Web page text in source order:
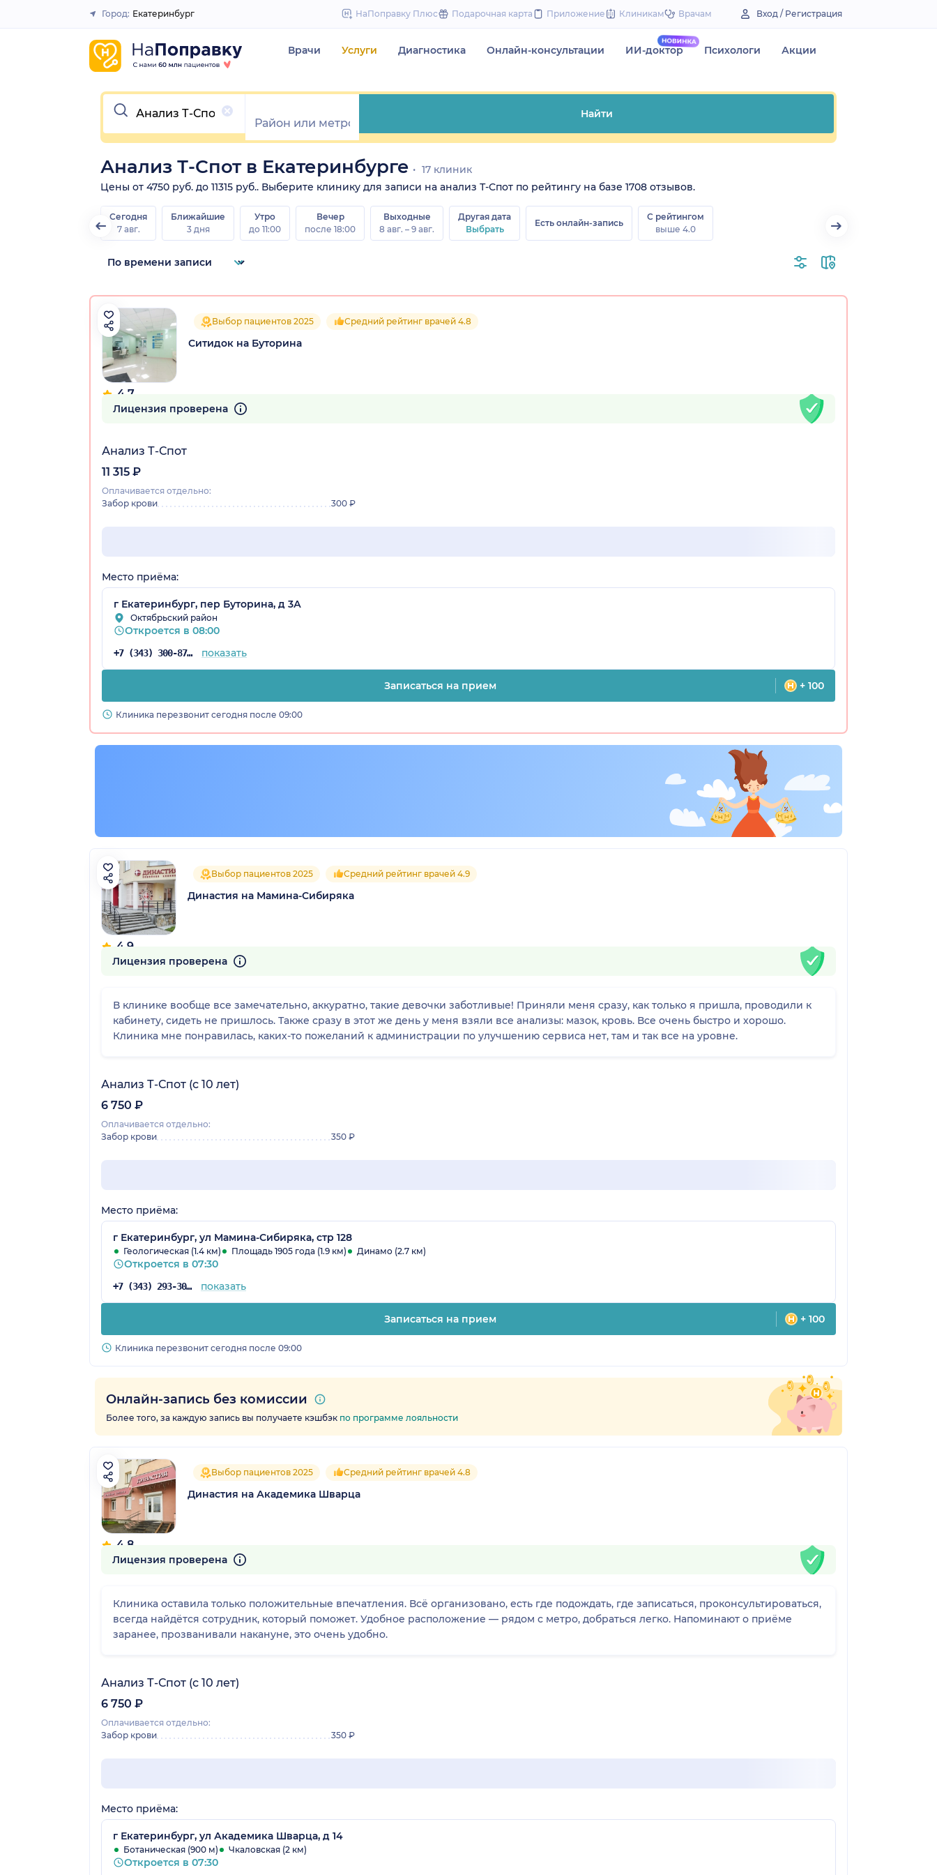
to
Закрыть
Город: Екатеринбург НаПоправку Плюс Подарочная карта Приложение Клиникам Врачам Вход / Регистрация
Врачи Услуги Диагностика Онлайн-консультации ИИ-доктор Психологи Акции
Очистить
Найти
Анализ Т-Спот в Екатеринбурге
17 клиник
Цены от 4750 руб. до 11315 руб.. Выберите клинику для записи на анализ Т-Спот по рейтингу на базе 1708 отзывов.
Сегодня
7 авг.
Ближайшие
3 дня
Утро
до 11:00
Вечер
после 18:00
Выходные
8 авг. – 9 авг.
Другая дата
Выбрать
Есть онлайн-запись
С рейтингом
выше 4.0
4.7
37 отзывов
Выбор пациентов 2025 Средний рейтинг врачей 4.8
Ситидок на Буторина
Лицензия проверена
Анализ Т-Спот
11 315 ₽
Оплачивается отдельно:
Забор крови
300 ₽
Место приёма:
г Екатеринбург, пер Буторина, д 3А
Октябрьский район
Откроется в 08:00
+7 (343) 300-87-22 показать
Записаться на прием + 100
Клиника перезвонит сегодня после 09:00
4.9
381 отзыв
Выбор пациентов 2025 Средний рейтинг врачей 4.9
Династия на Мамина-Сибиряка
Лицензия проверена
В клинике вообще все замечательно, аккуратно, такие девочки заботливые! Приняли меня сразу, как только я пришла, проводили к
кабинету, сидеть не пришлось. Также сразу в этот же день у меня взяли все анализы: мазок, кровь. Все очень быстро и хорошо.
Клиника мне понравилась, каких-то пожеланий к администрации по улучшению сервиса нет, там и так все на уровне.
Анализ Т-Спот (с 10 лет)
6 750 ₽
Оплачивается отдельно:
Забор крови
350 ₽
Место приёма:
г Екатеринбург, ул Мамина-Сибиряка, стр 128
Геологическая (1.4 км) Площадь 1905 года (1.9 км) Динамо (2.7 км)
Откроется в 07:30
+7 (343) 293-30-81 показать
Записаться на прием + 100
Клиника перезвонит сегодня после 09:00
Онлайн-запись без комиссии
Более того, за каждую запись вы получаете кэшбэк по программе лояльности
4.8
280 отзывов
Выбор пациентов 2025 Средний рейтинг врачей 4.8
Династия на Академика Шварца
Лицензия проверена
Клиника оставила только положительные впечатления. Всё организовано, есть где подождать, где записаться, проконсультироваться,
всегда найдётся сотрудник, который поможет. Удобное расположение — рядом с метро, добраться легко. Напоминают о приёме
заранее, прозванивали накануне, это очень удобно.
Анализ Т-Спот (с 10 лет)
6 750 ₽
Оплачивается отдельно:
Забор крови
350 ₽
Место приёма:
г Екатеринбург, ул Академика Шварца, д 14
Ботаническая (900 м) Чкаловская (2 км)
Откроется в 07:30